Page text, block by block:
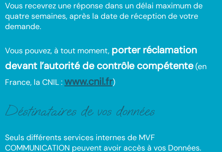
Vous recevrez une réponse dans un délai maximum de
quatre semaines, après la date de réception de votre
demande.
Vous pouvez, à tout moment, porter réclamation
devant l’autorité de contrôle compétente(en
France, la CNIL :www.cnil.fr)
Déstinataires de vos données
Seuls différents services internes de MVF
COMMUNICATION peuvent avoir accès à vos Données.